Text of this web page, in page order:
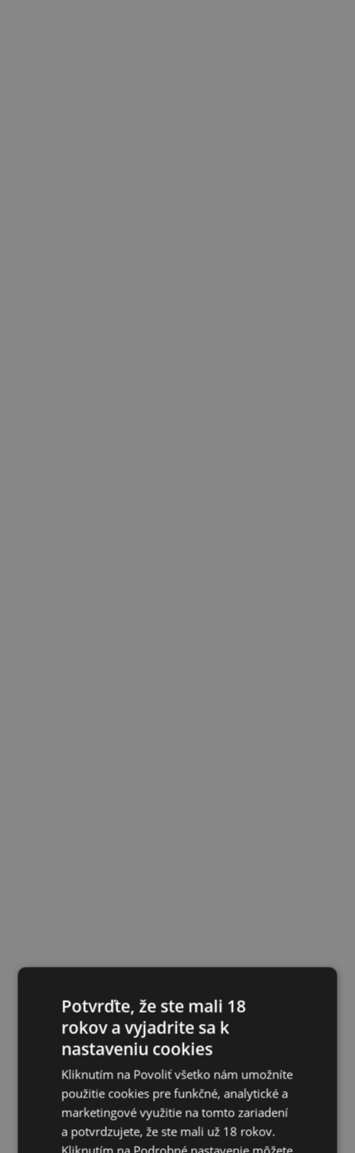
Potvrďte, že ste mali 18
rokov a vyjadrite sa k
nastaveniu cookies
Kliknutím na Povoliť všetko nám umožníte
použitie cookies pre funkčné, analytické a
marketingové využitie na tomto zariadení
a potvrdzujete, že ste mali už 18 rokov.